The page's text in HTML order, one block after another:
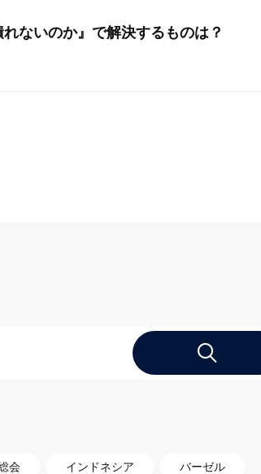
れないのか』で解決するものは？
会 インドネシア バーゼル